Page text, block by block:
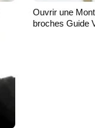
Ouvrir une
broches Guide